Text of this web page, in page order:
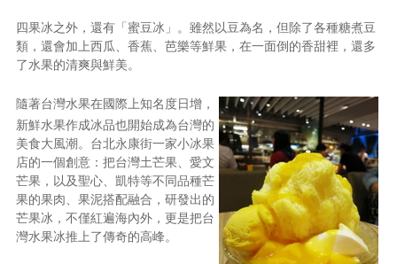
合作與代言
四果冰之外，還有「蜜豆冰」。雖然以豆為名，但除了各種糖煮豆
類，還會加上西瓜、香蕉、芭樂等鮮果，在一面倒的香甜裡，還多
了水果的清爽與鮮美。
隨著台灣水果在國際上知名度日增，
新鮮水果作成冰品也開始成為台灣的
美食大風潮。台北永康街一家小冰果
店的一個創意：把台灣土芒果、愛文
芒果，以及聖心、凱特等不同品種芒
果的果肉、果泥搭配融合，研發出的
芒果冰，不僅紅遍海內外，更是把台
灣水果冰推上了傳奇的高峰。